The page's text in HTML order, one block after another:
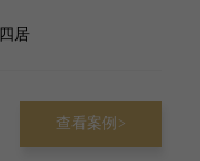
四居
查看案例>